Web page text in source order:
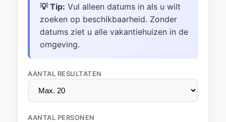
💡 Tip: Vul alleen datums in als u wilt
zoeken op beschikbaarheid. Zonder
datums ziet u alle vakantiehuizen in de
omgeving.
AANTAL RESULTATEN
AANTAL PERSONEN